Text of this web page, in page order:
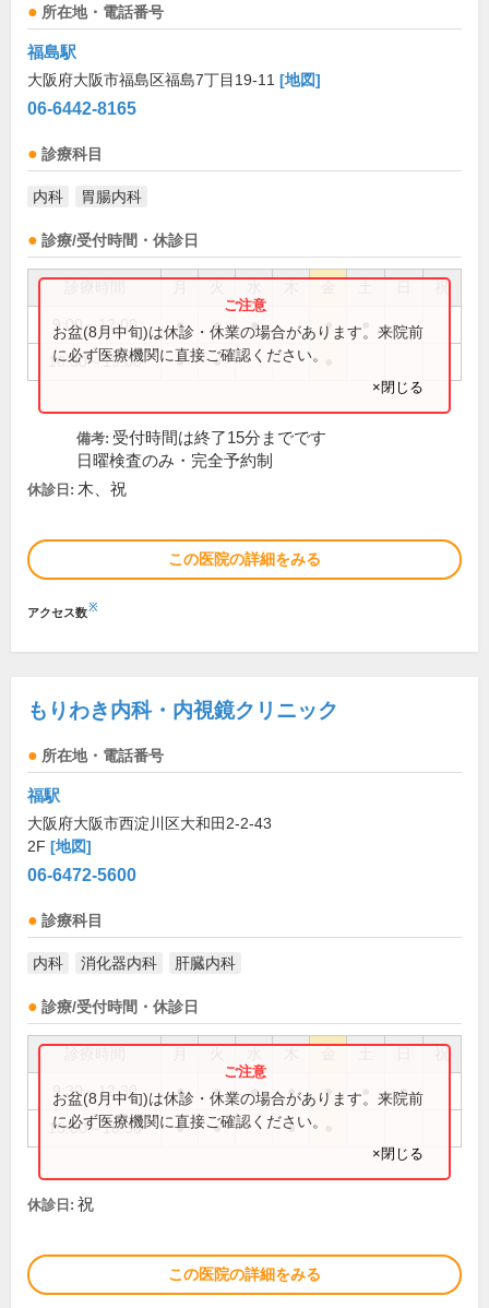
所在地・電話番号
福島駅
大阪府大阪市福島区福島7丁目19-11 [地図]
06-6442-8165
診療科目
内科 胃腸内科
診療/受付時間・休診日
祝
9:00～12:00 ● ● ● ●
16:30～19:00 ● ●
お盆(8月中旬)は休診・休業の場合があります。来院前
に必ず医療機関に直接ご確認ください。
×閉じる
備考: 受付時間は終了15分までです
日曜検査のみ・完全予約制
休診日: 木、祝
この医院の詳細をみる
アクセス数※
もりわき内科・内視鏡クリニック
所在地・電話番号
福駅
大阪府大阪市西淀川区大和田2-2-43
2F [地図]
06-6472-5600
診療科目
内科 消化器内科 肝臓内科
診療/受付時間・休診日
祝
9:30～12:30 ● ● ● ● ● ●
15:00～18:30 ● ● ●
お盆(8月中旬)は休診・休業の場合があります。来院前
に必ず医療機関に直接ご確認ください。
×閉じる
休診日: 祝
この医院の詳細をみる